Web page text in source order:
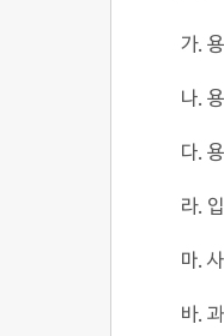
가.
나.
다.
라.
마.
바.